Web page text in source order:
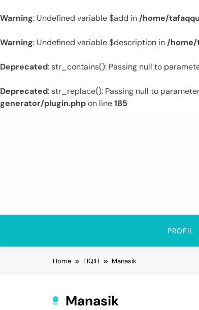
Warning: Undefined variable $add in /home/
Warning: Undefined variable $description in /
Deprecated: str_contains(): Passing null to
Deprecated: str_replace(): Passing null to
generator/plugin.phpon line185
PROFIL
Home FIQIH Manasik
Manasik